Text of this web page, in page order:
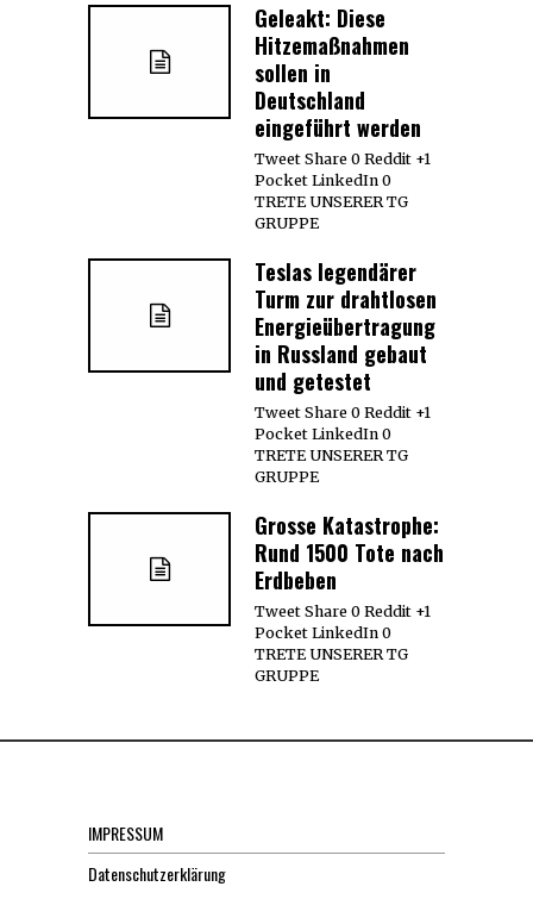
Geleakt: Diese
Hitzemaßnahmen
sollen in
Deutschland
eingeführt werden
Tweet Share 0 Reddit +1
Pocket LinkedIn 0
TRETE UNSERER TG
GRUPPE
Teslas legendärer
Turm zur drahtlosen
Energieübertragung
in Russland gebaut
und getestet
Tweet Share 0 Reddit +1
Pocket LinkedIn 0
TRETE UNSERER TG
GRUPPE
Grosse Katastrophe:
Rund 1500 Tote nach
Erdbeben
Tweet Share 0 Reddit +1
Pocket LinkedIn 0
TRETE UNSERER TG
GRUPPE
IMPRESSUM
Datenschutzerklärung